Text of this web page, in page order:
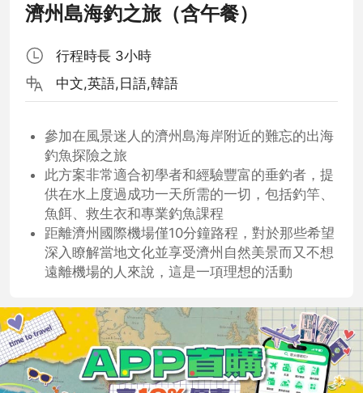
濟州島海釣之旅（含午餐）
行程時長 3小時
中文,英語,日語,韓語
參加在風景迷人的濟州島海岸附近的難忘的出海
釣魚探險之旅
此方案非常適合初學者和經驗豐富的垂釣者，提
供在水上度過成功一天所需的一切，包括釣竿、
魚餌、救生衣和專業釣魚課程
距離濟州國際機場僅10分鐘路程，對於那些希望
深入瞭解當地文化並享受濟州自然美景而又不想
遠離機場的人來說，這是一項理想的活動